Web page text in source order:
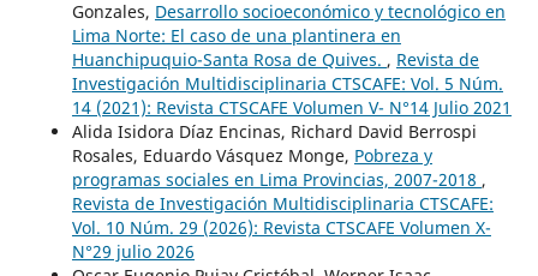
Gonzales, Desarrollo socioeconómico y tecnológico en
Lima Norte: El caso de una plantinera en
Huanchipuquio-Santa Rosa de Quives. , Revista de
Investigación Multidisciplinaria CTSCAFE: Vol. 5 Núm.
14 (2021): Revista CTSCAFE Volumen V- N°14 Julio 2021
Alida Isidora Díaz Encinas, Richard David Berrospi
Rosales, Eduardo Vásquez Monge, Pobreza y
programas sociales en Lima Provincias, 2007-2018 ,
Revista de Investigación Multidisciplinaria CTSCAFE:
Vol. 10 Núm. 29 (2026): Revista CTSCAFE Volumen X-
N°29 julio 2026